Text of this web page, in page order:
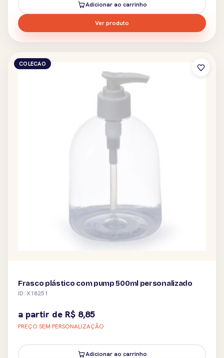
Adicionar ao carrinho
Ver produto
COLECAO
Frasco plástico com pump 500ml personalizado
ID: X18251
a partir de R$ 8,85
PREÇO SEM PERSONALIZAÇÃO
Adicionar ao carrinho